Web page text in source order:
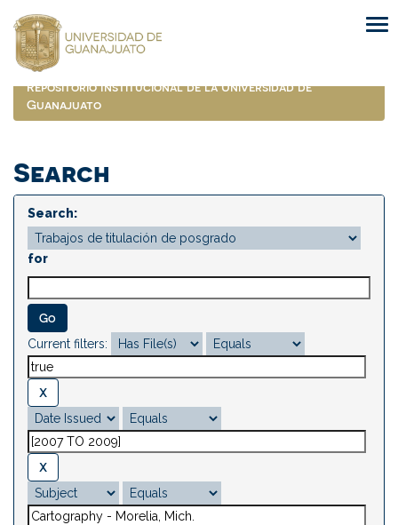
navigation
Repositorio Institucional de la Universidad de
Guanajuato
Search
Search:
for
Current filters: